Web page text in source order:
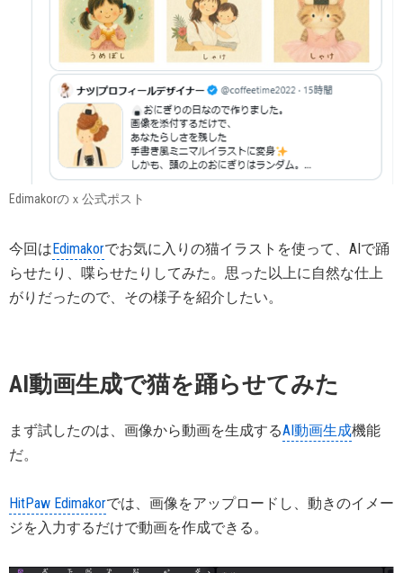
Edimakorのｘ公式ポスト
今回は Edimakorでお気に入りの猫イラストを使って、AIで踊
らせたり、喋らせたりしてみた。思った以上に自然な仕上
がりだったので、その様子を紹介したい。
AI動画生成で猫を踊らせてみた
まず試したのは、画像から動画を生成するAI動画生成機能
だ。
HitPaw Edimakorでは、画像をアップロードし、動きのイメー
ジを入力するだけで動画を作成できる。